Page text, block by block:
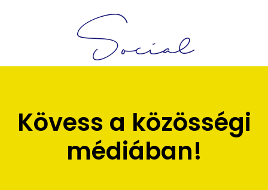
Social
Kövess a közösségi
médiában!